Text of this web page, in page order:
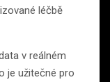
léčbě
v reálném
je užitečné pro